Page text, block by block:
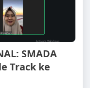
SMADA
Track ke